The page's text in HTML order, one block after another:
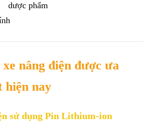
dược phẩm
xe nâng điện được ưa
hiện nay
sử dụng Pin Lithium-ion